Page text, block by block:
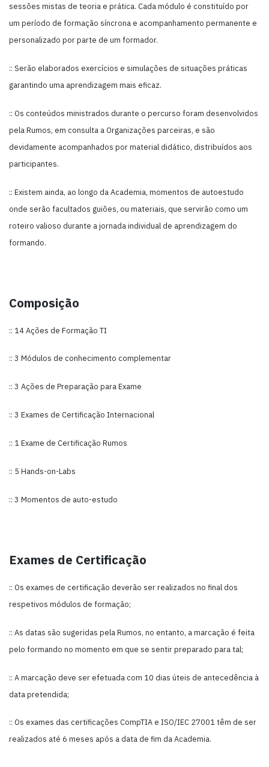
sessões mistas de teoria e prática. Cada módulo é constituído por
um período de formação síncrona e acompanhamento permanente e
personalizado por parte de um formador.
:: Serão elaborados exercícios e simulações de situações práticas
garantindo uma aprendizagem mais eficaz.
:: Os conteúdos ministrados durante o percurso foram desenvolvidos
pela Rumos, em consulta a Organizações parceiras, e são
devidamente acompanhados por material didático, distribuídos aos
participantes.
:: Existem ainda, ao longo da Academia, momentos de autoestudo
onde serão facultados guiões, ou materiais, que servirão como um
roteiro valioso durante a jornada individual de aprendizagem do
formando.
Composição
:: 14 Ações de Formação TI
:: 3 Módulos de conhecimento complementar
:: 3 Ações de Preparação para Exame
:: 3 Exames de Certificação Internacional
:: 1 Exame de Certificação Rumos
:: 5 Hands-on-Labs
:: 3 Momentos de auto-estudo
Exames de Certificação
:: Os exames de certificação deverão ser realizados no final dos
respetivos módulos de formação;
:: As datas são sugeridas pela Rumos, no entanto, a marcação é feita
pelo formando no momento em que se sentir preparado para tal;
:: A marcação deve ser efetuada com 10 dias úteis de antecedência à
data pretendida;
:: Os exames das certificações CompTIA e ISO/IEC 27001 têm de ser
realizados até 6 meses após a data de fim da Academia.